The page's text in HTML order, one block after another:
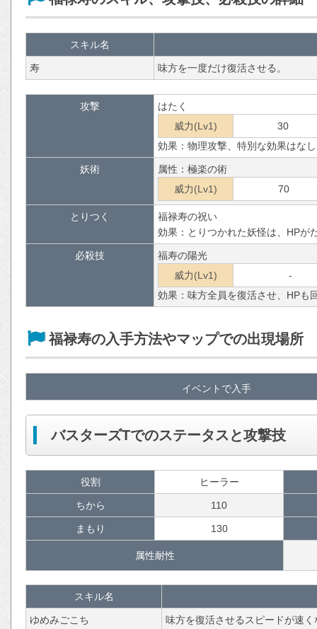
スキル名
寿 味方を一度だけ復活させる。
攻撃
はたく
威力(Lv1)
30
効果：物理攻撃、特別な効果はなし
妖術
属性：極楽の術
威力(Lv1)
70
とりつく
福禄寿の祝い
効果：とりつかれた妖怪は、HPが
必殺技
福寿の陽光
威力(Lv1)
-
効果：味方全員を復活させ、HPも
福禄寿の入手方法やマップでの出現場所
イベントで入手
バスターズTでのステータスと攻撃技
役割 ヒーラー
ちから 110
まもり 130
属性耐性
スキル名
ゆめみごこち 味方を復活させるスピードが速く